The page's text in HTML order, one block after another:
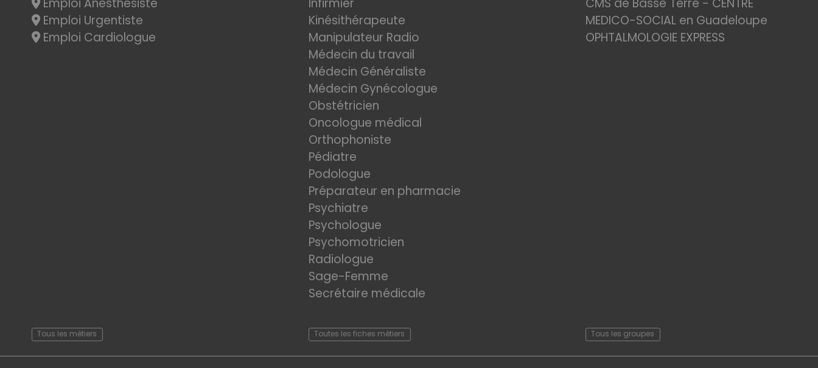
Emploi Anesthésiste
Emploi Urgentiste
Emploi Cardiologue
Tous les métiers
Infirmier
Kinésithérapeute
Manipulateur Radio
Médecin du travail
Médecin Généraliste
Médecin Gynécologue
Obstétricien
Oncologue médical
Orthophoniste
Pédiatre
Podologue
Préparateur en pharmacie
Psychiatre
Psychologue
Psychomotricien
Radiologue
Sage-Femme
Secrétaire médicale
Toutes les fiches métiers
CMS de Basse Terre - CENTRE
MEDICO-SOCIAL en Guadeloupe
OPHTALMOLOGIE EXPRESS
Tous les groupes